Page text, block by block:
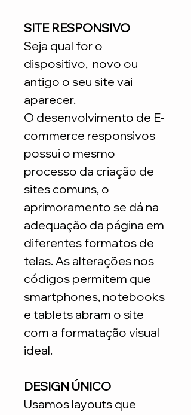
SITE RESPONSIVO
Seja qual for o
dispositivo, novo ou
antigo o seu site vai
aparecer.
O desenvolvimento de E-
commerce responsivos
possui o mesmo
processo da criação de
sites comuns, o
aprimoramento se dá na
adequação da página em
diferentes formatos de
telas. As alterações nos
códigos permitem que
smartphones, notebooks
e tablets abram o site
com a formatação visual
ideal.
DESIGN ÚNICO
Usamos layouts que